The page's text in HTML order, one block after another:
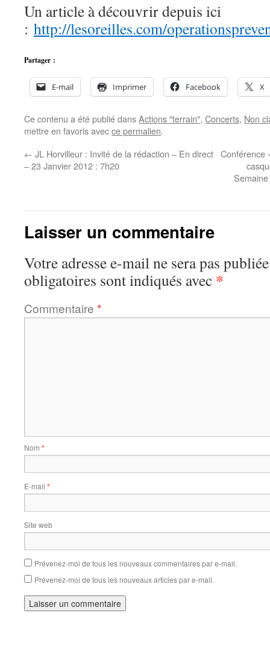
Un article à découvrir depuis ici
: http://lesoreilles.com/
Partager :
E-mail Imprimer Facebook X
Ce contenu a été publié dansActions "terrain", Concerts, Non
mettre en favoris avecce permalien.
← JL Horvilleur : Invité de la rédaction – En direct
– 23 Janvier 2012 : 7h20
Conférence
Laisser un commentaire
Votre adresse e-mail ne sera pas
obligatoires sont indiqués avec *
Commentaire *
Nom *
E-mail *
Site web
Prévenez-moi de tous les nouveaux commentaires par e-mail.
Prévenez-moi de tous les nouveaux articles par e-mail.